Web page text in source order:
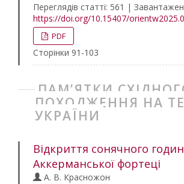
Переглядів статті: 561 |
https://doi.org/10.15407/
PDF
Сторінки 91-103
ПАМ’ЯТКИ
ПОХОДЖЕННЯ НА
УКРАЇНИ
Відкриття сонячного
Аккерманської фортеці
А. В. Красножон